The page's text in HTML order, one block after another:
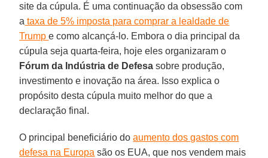
site da cúpula. É uma continuação da obsessão com
a taxa de 5% imposta para comprar a lealdade de
Trumpe como alcançá-lo. Embora o dia principal da
cúpula seja quarta-feira, hoje eles organizaram o
Fórum da Indústria de Defesa sobre produção,
investimento e inovação na área. Isso explica o
propósito desta cúpula muito melhor do que a
declaração final.
O principal beneficiário doaumento dos gastos com
defesa na Europa são os EUA, que nos vendem mais